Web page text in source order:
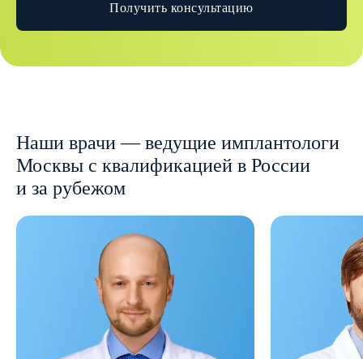
Получить консультацию
Наши врачи — ведущие имплантологи
Москвы с квалификацией в России
и за рубежом